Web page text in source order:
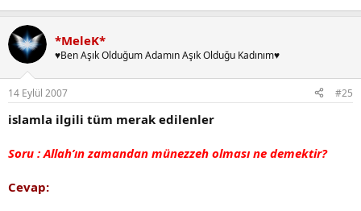
*MeleK*
♥Ben Aşık Olduğum Adamın Aşık Olduğu Kadınım♥
14 Eylül 2007 #25
islamla ilgili tüm merak edilenler
Soru : Allah’ın zamandan münezzeh olması ne demektir?
Cevap: